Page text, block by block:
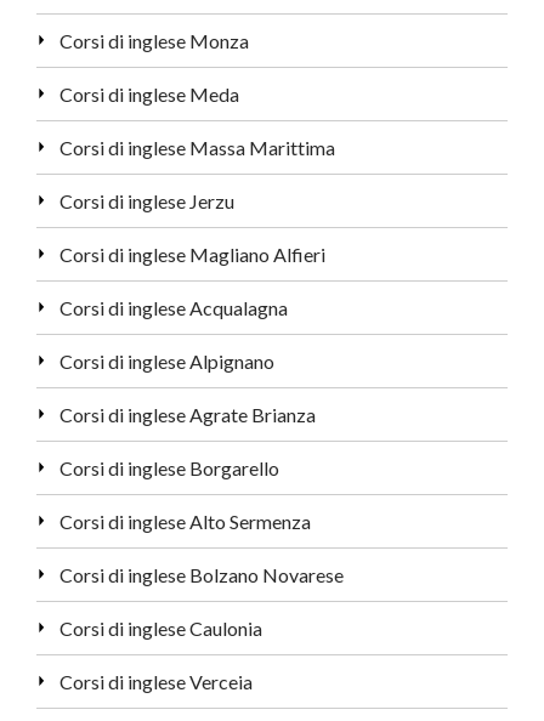
Corsi di inglese Monza
Corsi di inglese Meda
Corsi di inglese Massa Marittima
Corsi di inglese Jerzu
Corsi di inglese Magliano Alfieri
Corsi di inglese Acqualagna
Corsi di inglese Alpignano
Corsi di inglese Agrate Brianza
Corsi di inglese Borgarello
Corsi di inglese Alto Sermenza
Corsi di inglese Bolzano Novarese
Corsi di inglese Caulonia
Corsi di inglese Verceia